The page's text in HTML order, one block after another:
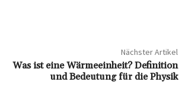
Nächster Artikel
Was ist eine Wärmeeinheit? Definition
und Bedeutung für die Physik